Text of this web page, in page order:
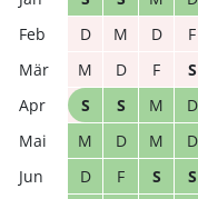
D
M D F
M
D F S
S
S M D
M
D M D
D
F S S